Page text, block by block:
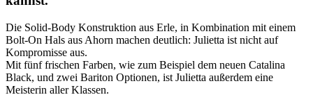
Die Solid-Body Konstruktion aus Erle, in Kombination mit einem
Bolt-On Hals aus Ahorn machen deutlich: Julietta ist nicht auf
Kompromisse aus.
Mit fünf frischen Farben, wie zum Beispiel dem neuen Catalina
Black, und zwei Bariton Optionen, ist Julietta außerdem eine
Meisterin aller Klassen.